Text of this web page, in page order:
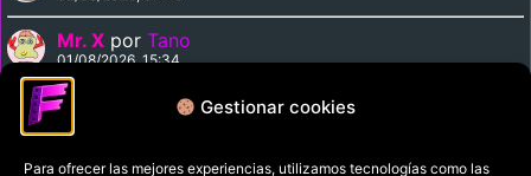
Gestionar cookies
Para ofrecer las mejores experiencias, utilizamos tecnologías como las
Mr. X por Tano
01/08/2026, 15:34
Medusa Against the Son of Hercules